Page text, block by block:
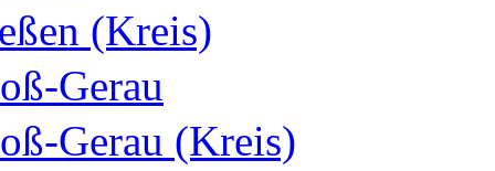
(Kreis)
Gerau
Gerau (Kreis)